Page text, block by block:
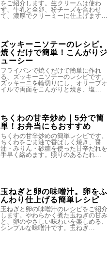
をご紹介します。生クリームは使わ
ず、牛乳と全卵、粉チーズを合わせ
て、濃厚でクリーミーに仕上げます…
ズッキーニソテーのレシピ。
焼くだけで簡単！こんがりジ
ューシー
フライパンで焼くだけで簡単に作れ
る、ズッキーニソテーのレシピです。
ズッキーニを輪切りにし、オリーブオ
イルで両面をこんがりと焼き、塩…
ちくわの甘辛炒め｜5分で簡
単！お弁当にもおすすめ
ちくわの甘辛炒めの簡単レシピです。
ちくわをごま油で香ばしく焼き、醤
油・みりん・砂糖を使った甘辛だれを
手早く絡めます。照りのあるたれ…
玉ねぎと卵の味噌汁。卵をふ
んわり仕上げる簡単レシピ
玉ねぎと卵の味噌汁のレシピをご紹介
します。やわらかく煮た玉ねぎの甘み
と、卵のやさしい味わいを楽しめる、
シンプルな味噌汁です。玉ねぎ…